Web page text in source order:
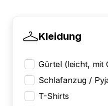
Kleidung
Gürtel (leicht, mit
Schlafanzug /
T-Shirts